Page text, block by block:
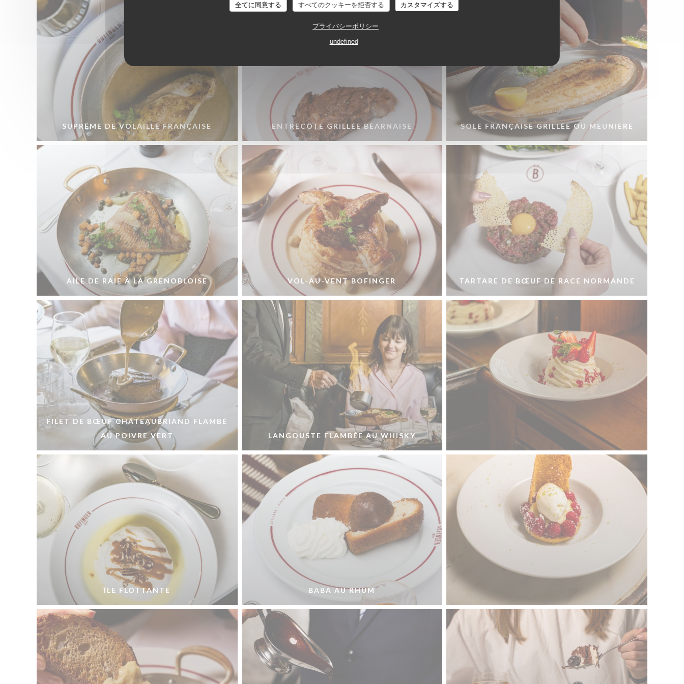
全てに同意する すべてのクッキーを拒否する カスタマイズする
プライバシーポリシー
undefined
SUPRÊME DE VOLAILLE FRANÇAISE ENTRECÔTE GRILLÉE BÉARNAISE SOLE FRANÇAISE GRILLÉE OU MEUNIÈRE
AILE DE RAIE À LA GRENOBLOISE VOL-AU-VENT BOFINGER TARTARE DE BŒUF DE RACE NORMANDE
FILET DE BŒUF CHÂTEAUBRIAND FLAMBÉ
AU POIVRE VERT
LANGOUSTE FLAMBÉE AU WHISKY
ÎLE FLOTTANTE BABA AU RHUM